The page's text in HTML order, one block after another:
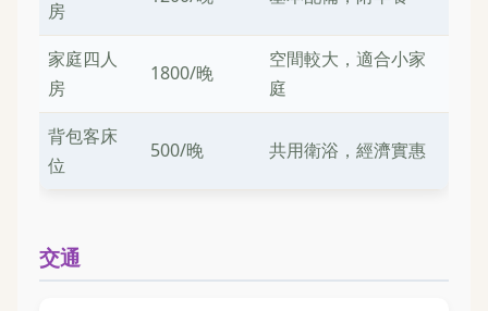
房
家庭四人
房
1800/晚
空間較大，適合小家
庭
背包客床
位
500/晚 共用衛浴，經濟實惠
交通